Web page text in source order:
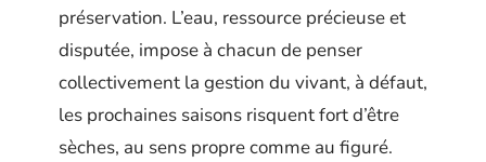
préservation. L’eau, ressource précieuse et
disputée, impose à chacun de penser
collectivement la gestion du vivant, à défaut,
les prochaines saisons risquent fort d’être
sèches, au sens propre comme au figuré.